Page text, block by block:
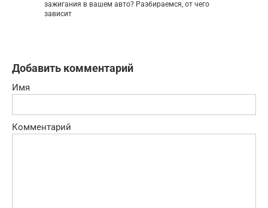
зажигания в вашем авто? Разбираемся, от чего
зависит
Добавить комментарий
Имя
Комментарий